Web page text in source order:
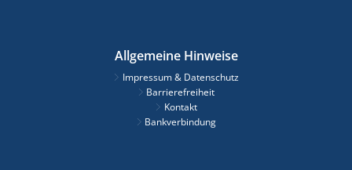
Allgemeine Hinweise
Impressum & Datenschutz
Barrierefreiheit
Kontakt
Bankverbindung